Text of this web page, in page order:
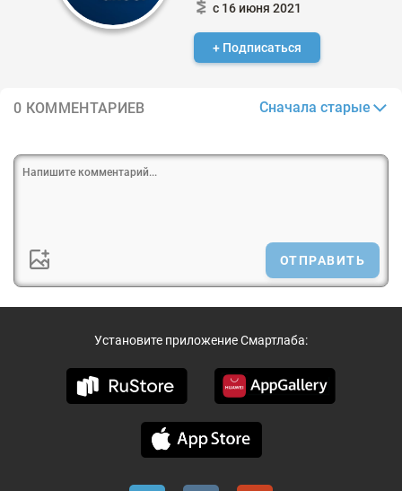
с 16 июня 2021
+ Подписаться
0 КОММЕНТАРИЕВ Сначала старые
ОТПРАВИТЬ
Установите приложение Смартлаба: